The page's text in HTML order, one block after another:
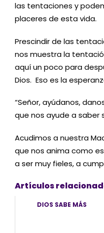
las tentaciones y
placeres de esta vida.
Prescindir de las
nos muestra la
aquí un poco para
Dios. Eso es la
“Señor, ayúdanos,
que nos ayude a saber
Acudimos a nuestra
que nos anima como
a ser muy fieles, a
Artículos
DIOS SABE MÁS